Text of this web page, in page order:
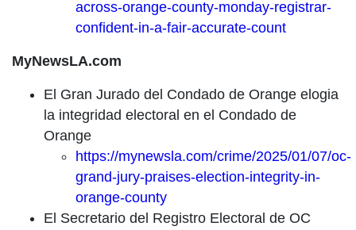
across-orange-county-monday-registrar-
confident-in-a-fair-accurate-count
MyNewsLA.com
El Gran Jurado del Condado de Orange elogia
la integridad electoral en el Condado de
Orange
https://mynewsla.com/crime/2025/01/07/oc-
grand-jury-praises-election-integrity-in-
orange-county
El Secretario del Registro Electoral de OC